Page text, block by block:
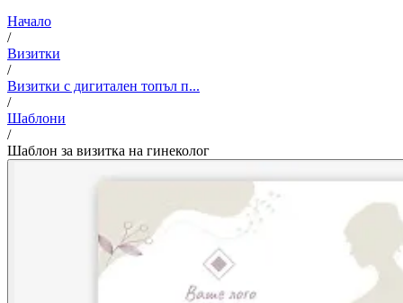
Начало
/
Визитки
/
Визитки с дигитален топъл п...
/
Шаблони
/
Шаблон за визитка на гинеколог